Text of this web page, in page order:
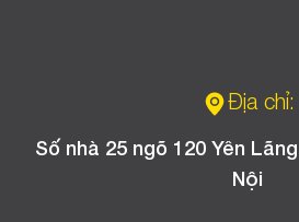
Địa chỉ:
Số nhà 25 ngõ 120 Yên
Nội